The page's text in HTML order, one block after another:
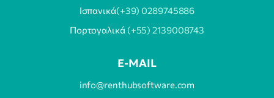
Ισπανικά(+39) 0289745886
Πορτογαλικά (+55) 2139008743
E-MAIL
info@renthubsoftware.com